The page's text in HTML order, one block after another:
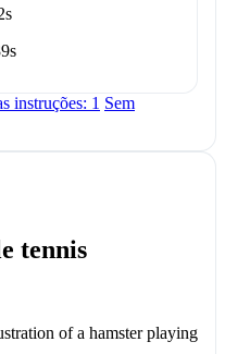
instruções: 1 Sem
tennis
of a hamster playing